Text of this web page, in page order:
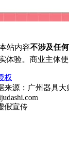
站内容不涉及任
体验。商业主体使
权
来源：广州器具大
假宣传